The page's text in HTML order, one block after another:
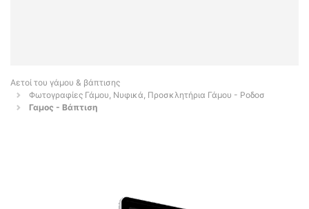
Αετοί του γάμου & βάπτισης
Φωτογραφίες Γάμου, Νυφικά, Προσκλητήρια Γάμου - Ροδοσ
Γαμος - Βάπτιση